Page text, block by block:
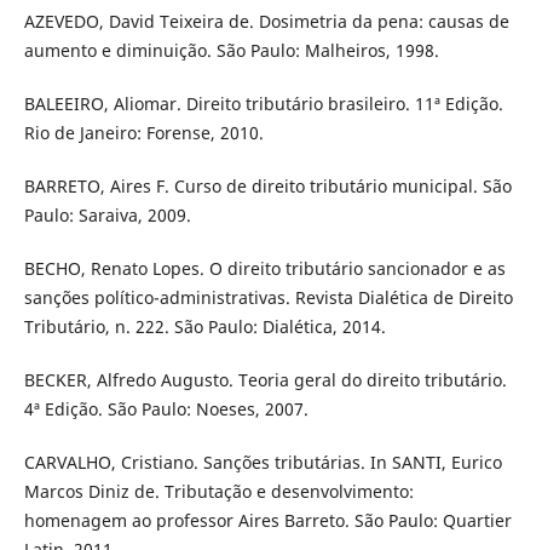
AZEVEDO, David Teixeira de. Dosimetria da pena: causas de
aumento e diminuição. São Paulo: Malheiros, 1998.
BALEEIRO, Aliomar. Direito tributário brasileiro. 11ª Edição.
Rio de Janeiro: Forense, 2010.
BARRETO, Aires F. Curso de direito tributário municipal. São
Paulo: Saraiva, 2009.
BECHO, Renato Lopes. O direito tributário sancionador e as
sanções polí­tico-administrativas. Revista Dialética de Direito
Tributário, n. 222. São Paulo: Dialética, 2014.
BECKER, Alfredo Augusto. Teoria geral do direito tributário.
4ª Edição. São Paulo: Noeses, 2007.
CARVALHO, Cristiano. Sanções tributárias. In SANTI, Eurico
Marcos Diniz de. Tributação e desenvolvimento:
homenagem ao professor Aires Barreto. São Paulo: Quartier